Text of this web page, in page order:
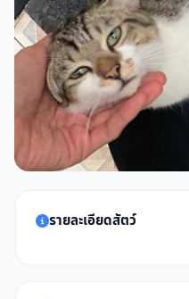
รายละเอียดสัตว์